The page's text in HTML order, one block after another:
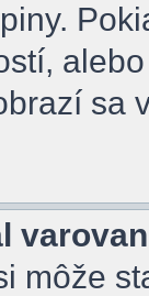
sa
môže